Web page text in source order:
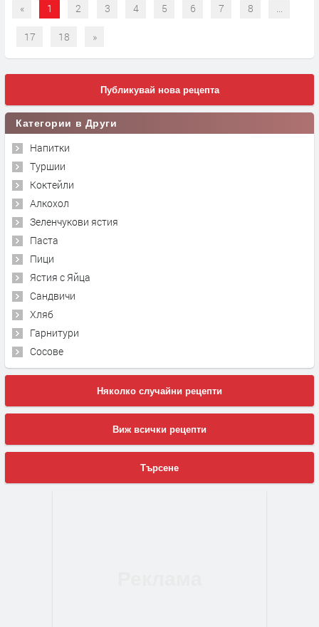
« 1 2 3 4 5 6 7 8 ...
17 18 »
Публикувай нова рецепта
Категории в Други
Напитки
Туршии
Коктейли
Алкохол
Зеленчукови ястия
Паста
Пици
Ястия с Яйца
Сандвичи
Хляб
Гарнитури
Сосове
Няколко случайни рецепти
Виж всички рецепти
Търсене